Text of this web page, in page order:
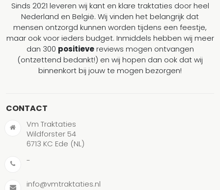
Sinds 2021 leveren wij kant en klare traktaties door heel
Nederland en België. Wij vinden het belangrijk dat
mensen ontzorgd kunnen worden tijdens een feestje,
maar ook voor ieders budget. Inmiddels hebben wij meer
dan 300 positievereviews mogen ontvangen
(ontzettend bedankt!) en wij hopen dan ook dat wij
binnenkort bij jouw te mogen bezorgen!
CONTACT
Vm Traktaties
Wildforster 54
6713 KC Ede (NL)
-
info@vmtraktaties.nl